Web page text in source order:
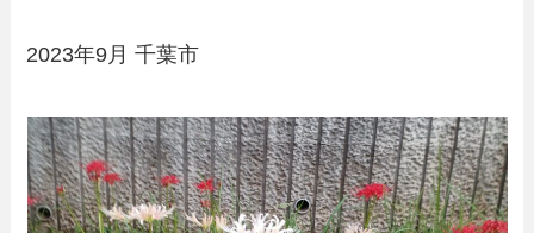
2023年9月 千葉市